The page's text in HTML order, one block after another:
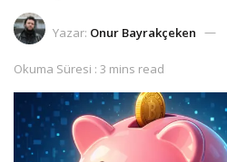
Yazar: Onur Bayrakçeken
Okuma Süresi : 3 mins read